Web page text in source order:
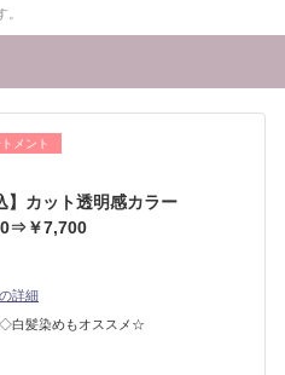
メント
カット透明感カラー
￥7,700
詳細
◇白髪染めもオススメ☆